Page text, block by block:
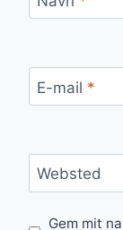
E-mail *
Websted
Gem mit